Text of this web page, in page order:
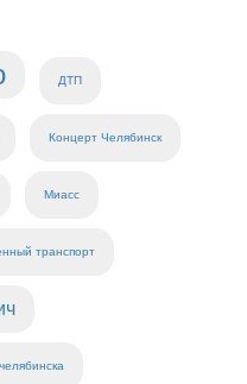
ДТП
Концерт Челябинск
Миасс
транспорт